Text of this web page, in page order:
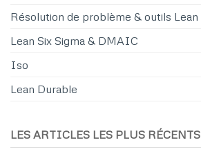
Résolution de problème & outils Lean
Lean Six Sigma & DMAIC
Iso
Lean Durable
LES ARTICLES LES PLUS RÉCENTS